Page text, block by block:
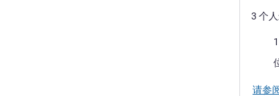
3 个
床上
请参